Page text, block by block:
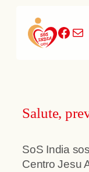
contenuto
Salute,
SoS India
Centro Jesu